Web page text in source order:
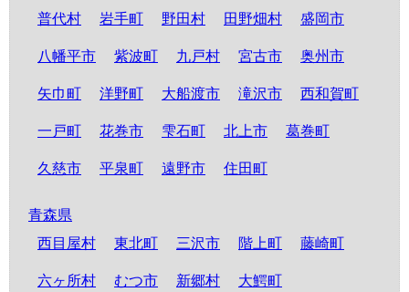
普代村 岩手町 野田村 田野畑村 盛岡市
八幡平市 紫波町 九戸村 宮古市 奥州市
矢巾町 洋野町 大船渡市 滝沢市 西和賀町
一戸町 花巻市 雫石町 北上市 葛巻町
久慈市 平泉町 遠野市 住田町
青森県
西目屋村
東北町 三沢市 階上町 藤崎町
六ヶ所村 むつ市 新郷村 大鰐町